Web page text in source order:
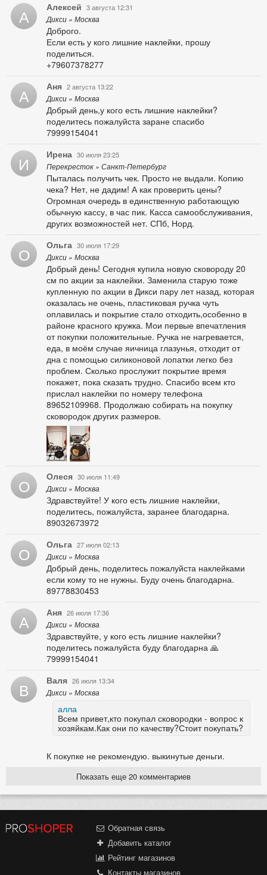
А Алексей 3 августа 12:31
Дикси » Москва
Доброго.
Если есть у кого лишние наклейки, прошу
поделиться.
+79607378277
А Аня 2 августа 13:22
Дикси » Москва
Добрый день,у кого есть лишние наклейки?
поделитесь пожалуйста заране спасибо
79999154041
И Ирена 30 июля 23:25
Перекресток » Санкт-Петербург
Пыталась получить чек. Просто не выдали. Копию
чека? Нет, не дадим! А как проверить цены?
Огромная очередь в единственную работающую
обычную кассу, в час пик. Касса самообслуживания,
других возможностей нет. СПб, Норд.
О Ольга 30 июля 17:29
Дикси » Москва
Добрый день! Сегодня купила новую сковороду 20
см по акции за наклейки. Заменила старую тоже
купленную по акции в Дикси пару лет назад, которая
оказалась не очень, пластиковая ручка чуть
оплавилась и покрытие стало отходить,особенно в
районе красного кружка. Мои первые впечатления
от покупки положительные. Ручка не нагревается,
еда, в моём случае яичница глазунья, отходит от
дна с помощью силиконовой лопатки легко без
проблем. Сколько прослужит покрытие время
покажет, пока сказать трудно. Спасибо всем кто
прислал наклейки по номеру телефона
89652109968. Продолжаю собирать на покупку
сковородок других размеров.
О Олеся 30 июля 11:49
Дикси » Москва
Здравствуйте! У кого есть лишние наклейки,
поделитесь, пожалуйста, заранее благодарна.
89032673972
О Ольга 27 июля 02:13
Дикси » Москва
Добрый день, поделитесь пожалуйста наклейками
если кому то не нужны. Буду очень благодарна.
89778830453
А Аня 26 июля 17:36
Дикси » Москва
Здравствуйте, у кого есть лишние наклейки?
поделитесь пожалуйста буду благодарна 🙏
79999154041
В Валя 26 июля 13:34
Дикси » Москва
алла
Всем привет,кто покупал сковородки - вопрос к
хозяйкам.Как они по качеству?Стоит покупать?
К покупке не рекомендую. выкинутые деньги.
Показать еще 20 комментариев
Обратная связь
Добавить каталог
Рейтинг магазинов
Контакты магазинов